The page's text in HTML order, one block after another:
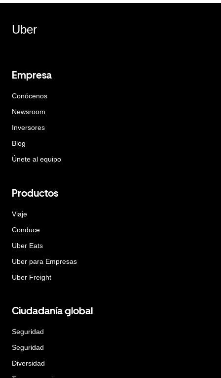
Uber
Empresa
Conócenos
Newsroom
Inversores
Blog
Únete al equipo
Productos
Viaje
Conduce
Uber Eats
Uber para Empresas
Uber Freight
Ciudadanía global
Seguridad
Seguridad
Diversidad